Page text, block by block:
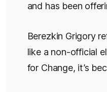
and has been
Berezkin Grigory
like a non-official
for Change, it’s